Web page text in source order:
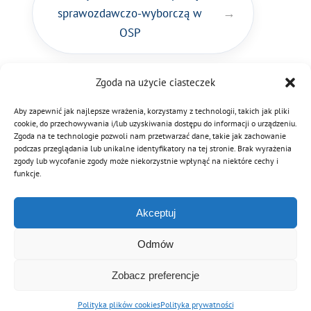
Zgoda na użycie ciasteczek
Aby zapewnić jak najlepsze wrażenia, korzystamy z technologii, takich jak pliki
cookie, do przechowywania i/lub uzyskiwania dostępu do informacji o urządzeniu.
Zgoda na te technologie pozwoli nam przetwarzać dane, takie jak zachowanie
podczas przeglądania lub unikalne identyfikatory na tej stronie. Brak wyrażenia
zgody lub wycofanie zgody może niekorzystnie wpłynąć na niektóre cechy i
funkcje.
Akceptuj
Odmów
Zobacz preferencje
Polityka plików cookiesPolityka prywatności
Symbole
MDP i DDP
PNWM
Kultura
Floriany
Historia
System OSP
Poradnik
Sklep
100-lecie
sprawozdawczo-wyborczą w
OSP
oddziału
gminnego/równorzędnego
ZOSP RP
© Copyright 2012 - 2026 | Związek OSP RP
Archiwalna wersja strony